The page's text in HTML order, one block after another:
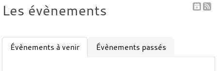
Les évènements
Évènements à venir Évènements passés